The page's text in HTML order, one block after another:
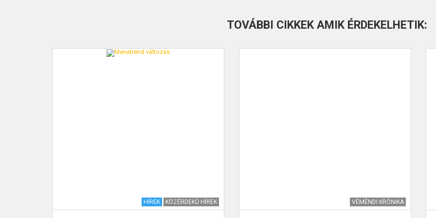
TOVÁBBI CIKKEK AMIK ÉRDEKELHETIK:
HÍREK KÖZÉRDEKŰ HÍREK VÉMÉNDI KRÓNIKA